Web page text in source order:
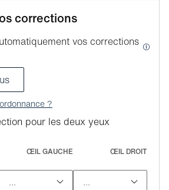
corrections
vos corrections
?
pour les deux yeux
ŒIL GAUCHE ŒIL DROIT